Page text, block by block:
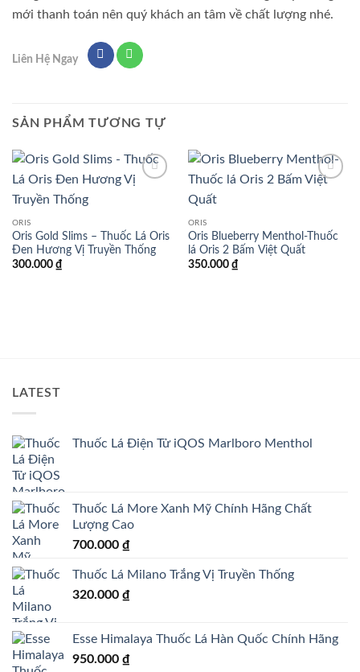
mới thanh toán nên quý khách an tâm về chất lượng nhé.
Liên Hệ Ngay
SẢN PHẨM TƯƠNG TỰ
ORIS
Oris Gold Slims – Thuốc Lá Oris
Đen Hương Vị Truyền Thống
300.000 ₫
ORIS
Oris Blueberry Menthol-Thuốc
lá Oris 2 Bấm Việt Quất
350.000 ₫
LATEST
Thuốc Lá Điện Tử iQOS Marlboro Menthol
Thuốc Lá More Xanh Mỹ Chính Hãng Chất
Lượng Cao
700.000 ₫
Thuốc Lá Milano Trắng Vị Truyền Thống
320.000 ₫
Esse Himalaya Thuốc Lá Hàn Quốc Chính Hãng
950.000 ₫